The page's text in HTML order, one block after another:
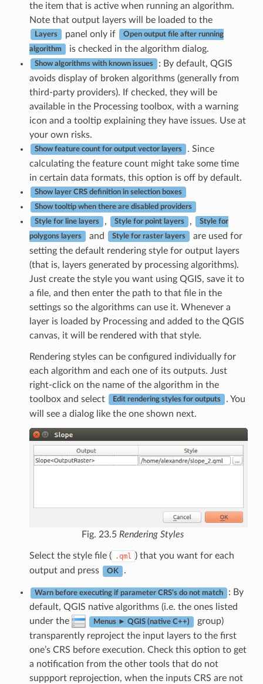
the item that is active when running an algorithm.
Note that output layers will be loaded to the
Layers panel only if Open output file after running
algorithm is checked in the algorithm dialog.
Show algorithms with known issues
: By default, QGIS
avoids display of broken algorithms (generally from
third-party providers). If checked, they will be
available in the Processing toolbox, with a warning
icon and a tooltip explaining they have issues. Use at
your own risks.
Show feature count for output vector layers
. Since
calculating the feature count might take some time
in certain data formats, this option is off by default.
Show layer CRS definition in selection boxes
Show tooltip when there are disabled providers
Style for line layers , Style for point layers , Style for
polygons layers and Style for raster layers
are used for
setting the default rendering style for output layers
(that is, layers generated by processing algorithms).
Just create the style you want using QGIS, save it to
a file, and then enter the path to that file in the
settings so the algorithms can use it. Whenever a
layer is loaded by Processing and added to the QGIS
canvas, it will be rendered with that style.
Rendering styles can be configured individually for
each algorithm and each one of its outputs. Just
right-click on the name of the algorithm in the
toolbox and select
Edit rendering styles for outputs
. You
will see a dialog like the one shown next.
Fig. 23.5 Rendering Styles
Select the style file ( .qml ) that you want for each
output and press
OK .
Warn before executing if parameter CRS’s do not match
: By
default, QGIS native algorithms (i.e. the ones listed
under the
Menus ► QGIS (native C++)
group)
transparently reproject the input layers to the first
one’s CRS before execution. Check this option to get
a notification from the other tools that do not
suppport reprojection, when the inputs CRS are not